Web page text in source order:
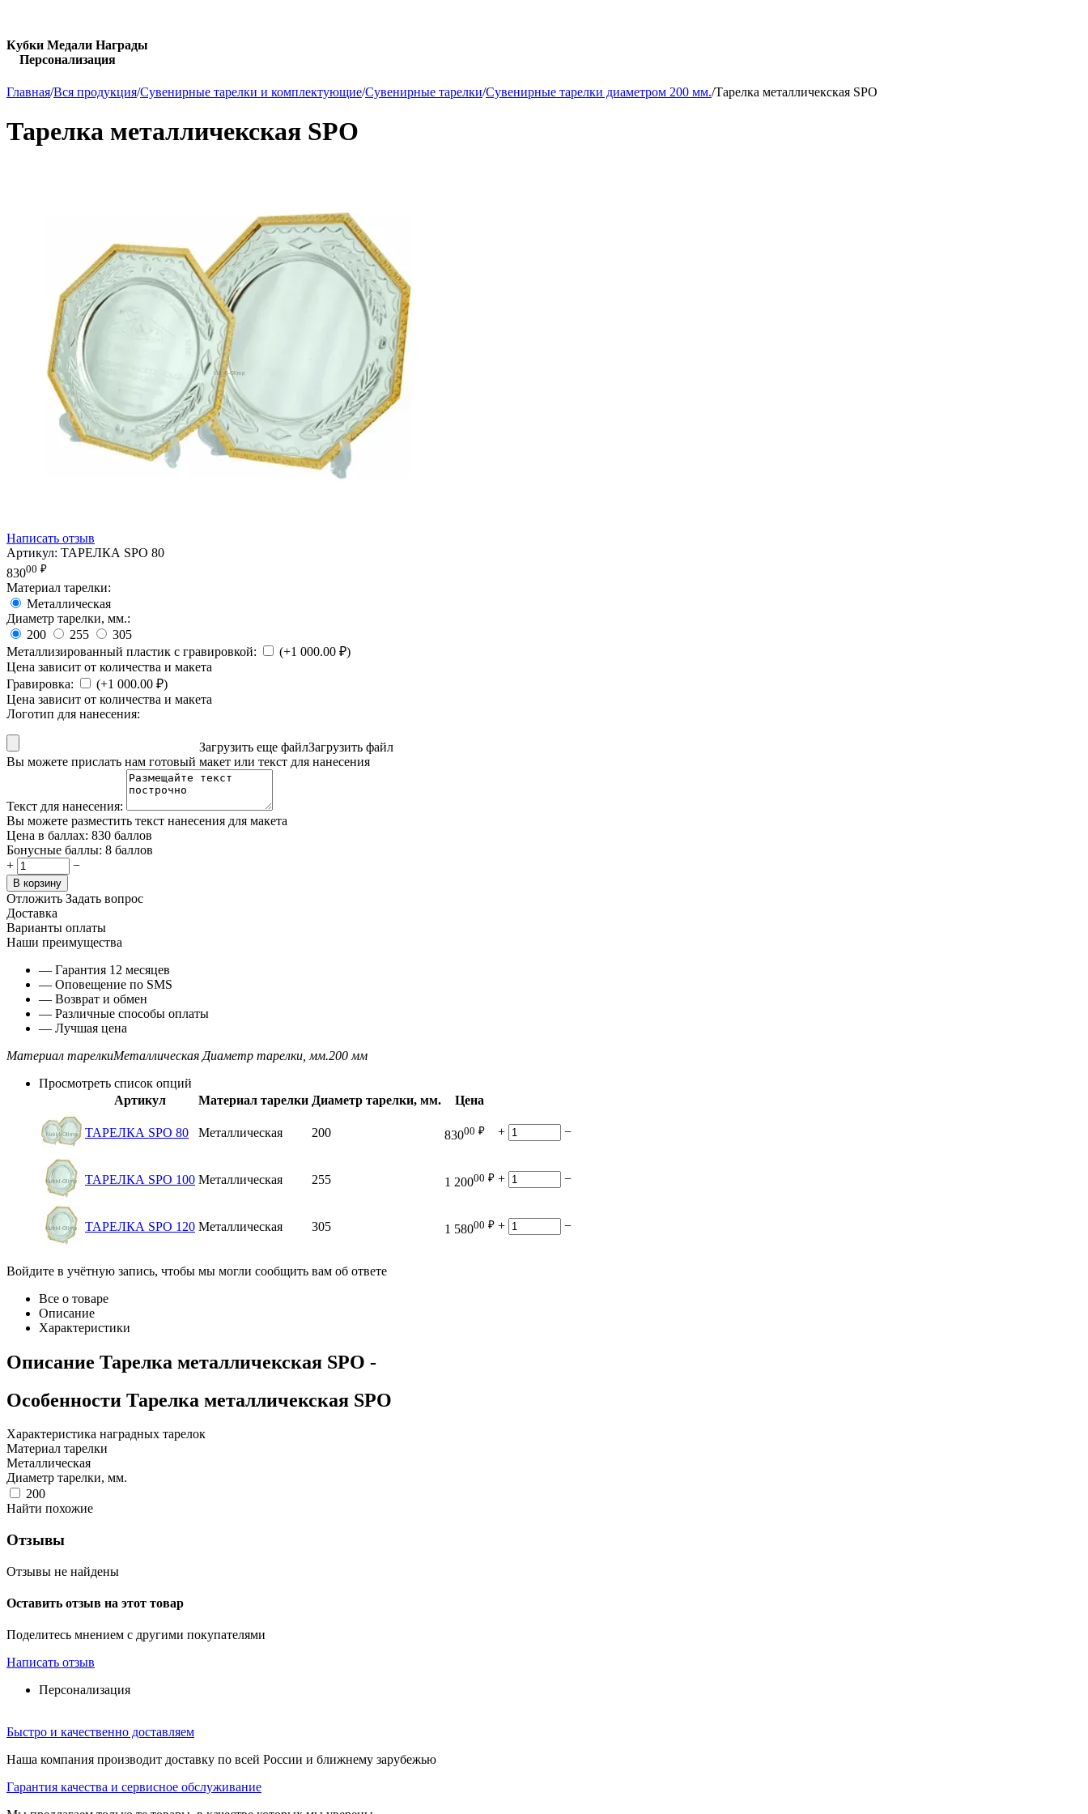
Кубки Медали Награды
Персонализация
Главная/Вся продукция/Сувенирные тарелки и комплектующие/Сувенирные тарелки/Сувенирные тарелки диаметром 200 мм./Тарелка металличекская SPO
Тарелка металличекская SPO
Написать отзыв
Артикул: ТАРЕЛКА SPO 80
83000 ₽
Материал тарелки:
Металлическая
Диаметр тарелки, мм.:
200
255
305
Металлизированный пластик с гравировкой:
(+1 000.00 ₽)
Цена зависит от количества и макета
Гравировка:
(+1 000.00 ₽)
Цена зависит от количества и макета
Логотип для нанесения:
Загрузить еще файлЗагрузить файл
Вы можете прислать нам готовый макет или текст для нанесения
Текст для нанесения:
Вы можете разместить текст нанесения для макета
Цена в баллах: 830 баллов
Бонусные баллы: 8 баллов
+
−
В корзину
Отложить Задать вопрос
Доставка
Варианты оплаты
Наши преимущества
— Гарантия 12 месяцев
— Оповещение по SMS
— Возврат и обмен
— Различные способы оплаты
— Лучшая цена
Материал тарелкиМеталлическая Диаметр тарелки, мм.200 мм
Просмотреть список опций
Артикул
Материал тарелки Диаметр тарелки, мм. Цена
ТАРЕЛКА SPO 80 Металлическая 200 83000 ₽ + −
ТАРЕЛКА SPO 100 Металлическая 255 1 20000 ₽ + −
ТАРЕЛКА SPO 120 Металлическая 305 1 58000 ₽ + −
Войдите в учётную запись, чтобы мы могли сообщить вам об ответе
Все о товаре
Описание
Характеристики
Описание Тарелка металличекская SPO -
Особенности Тарелка металличекская SPO
Характеристика наградных тарелок
Материал тарелки
Металлическая
Диаметр тарелки, мм.
200
Найти похожие
Отзывы
Отзывы не найдены
Оставить отзыв на этот товар
Поделитесь мнением с другими покупателями
Написать отзыв
Персонализация
Быстро и качественно доставляем
Наша компания производит доставку по всей России и ближнему зарубежью
Гарантия качества и сервисное обслуживание